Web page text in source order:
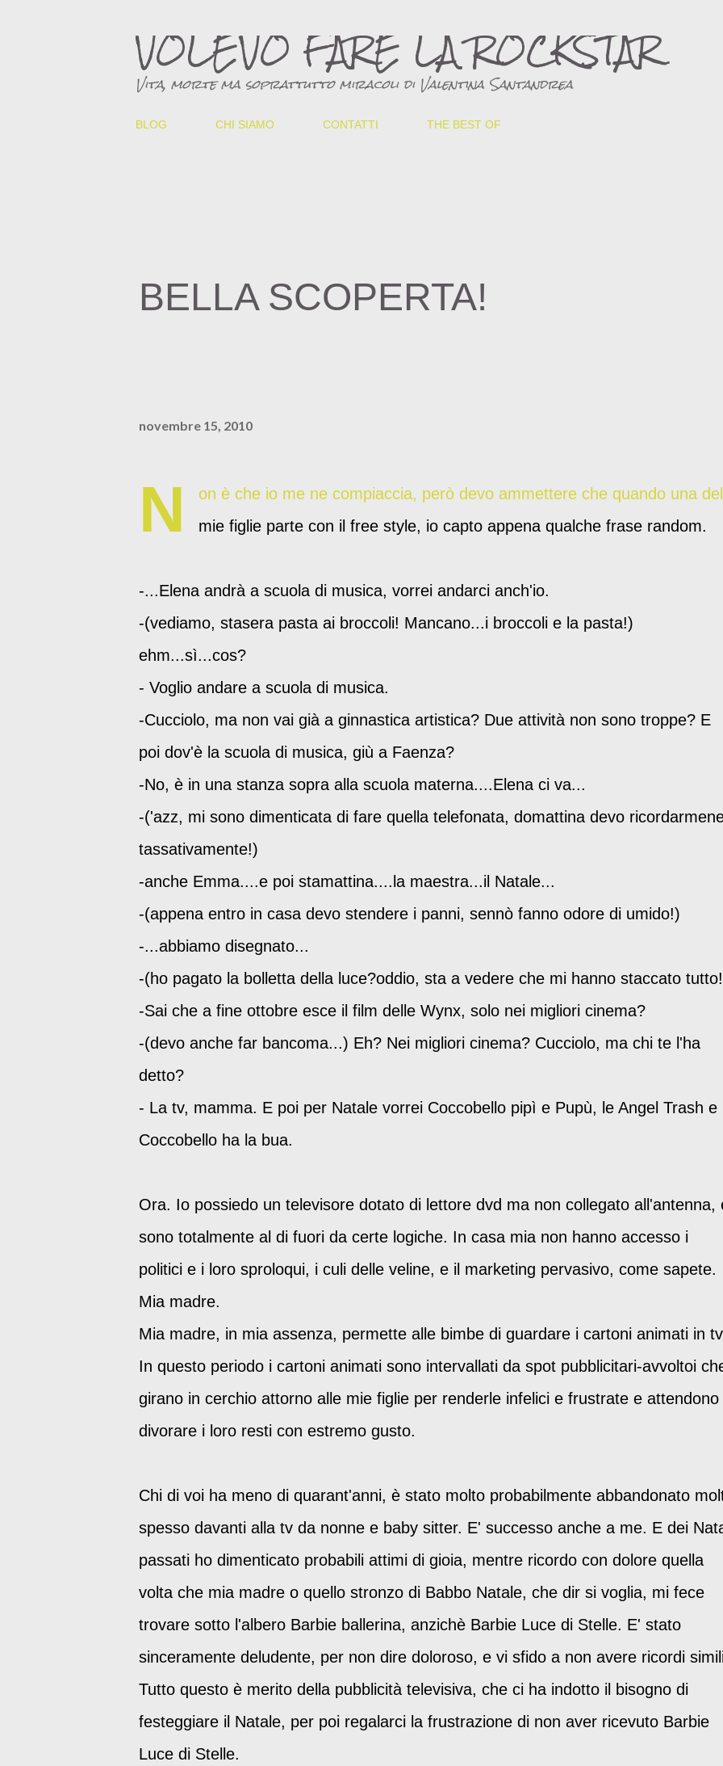
VOLEVO FARE LA ROCKSTAR
Vita, morte ma soprattutto miracoli di Valentina Santandrea
BLOG CHI SIAMO CONTATTI THE BEST OF
BELLA SCOPERTA!
novembre 15, 2010
N
on è che io me ne compiaccia, però devo ammettere che quando una
mie figlie parte con il free style, io capto appena qualche frase random.
-...Elena andrà a scuola di musica, vorrei andarci anch'io.
-(vediamo, stasera pasta ai broccoli! Mancano...i broccoli e la pasta!)
ehm...sì...cos?
- Voglio andare a scuola di musica.
-Cucciolo, ma non vai già a ginnastica artistica? Due attività non sono troppe? E
poi dov'è la scuola di musica, giù a Faenza?
-No, è in una stanza sopra alla scuola materna....Elena ci va...
-('azz, mi sono dimenticata di fare quella telefonata, domattina devo
tassativamente!)
-anche Emma....e poi stamattina....la maestra...il Natale...
-(appena entro in casa devo stendere i panni, sennò fanno odore di umido!)
-...abbiamo disegnato...
-(ho pagato la bolletta della luce?oddio, sta a vedere che mi hanno staccato
-Sai che a fine ottobre esce il film delle Wynx, solo nei migliori cinema?
-(devo anche far bancoma...) Eh? Nei migliori cinema? Cucciolo, ma chi te l'ha
detto?
- La tv, mamma. E poi per Natale vorrei Coccobello pipì e Pupù, le Angel Trash e
Coccobello ha la bua.
Ora. Io possiedo un televisore dotato di lettore dvd ma non collegato all'antenna,
sono totalmente al di fuori da certe logiche. In casa mia non hanno accesso i
politici e i loro sproloqui, i culi delle veline, e il marketing pervasivo, come sapete.
Mia madre.
Mia madre, in mia assenza, permette alle bimbe di guardare i cartoni animati in
In questo periodo i cartoni animati sono intervallati da spot pubblicitari-avvoltoi
girano in cerchio attorno alle mie figlie per renderle infelici e frustrate e attendono
divorare i loro resti con estremo gusto.
Chi di voi ha meno di quarant'anni, è stato molto probabilmente abbandonato
spesso davanti alla tv da nonne e baby sitter. E' successo anche a me. E dei
passati ho dimenticato probabili attimi di gioia, mentre ricordo con dolore quella
volta che mia madre o quello stronzo di Babbo Natale, che dir si voglia, mi fece
trovare sotto l'albero Barbie ballerina, anzichè Barbie Luce di Stelle. E' stato
sinceramente deludente, per non dire doloroso, e vi sfido a non avere ricordi
Tutto questo è merito della pubblicità televisiva, che ci ha indotto il bisogno di
festeggiare il Natale, per poi regalarci la frustrazione di non aver ricevuto Barbie
Luce di Stelle.